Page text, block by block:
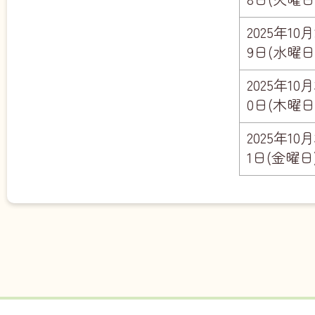
2025年10
9日(水曜
2025年10
0日(木曜
2025年10
1日(金曜